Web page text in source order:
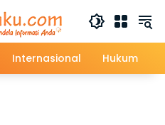
Internasional Hukum